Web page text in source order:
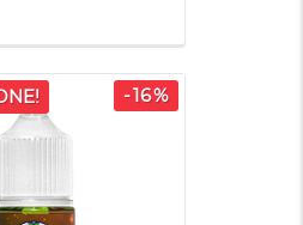
-16%